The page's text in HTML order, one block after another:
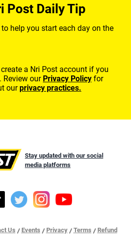
Post Daily Tip
help you start each day on the
a Nri Post account if you
Review our Privacy Policy for
ourprivacy practices.
Stay updated with our social
media platforms
Us Events Privacy Terms Refund